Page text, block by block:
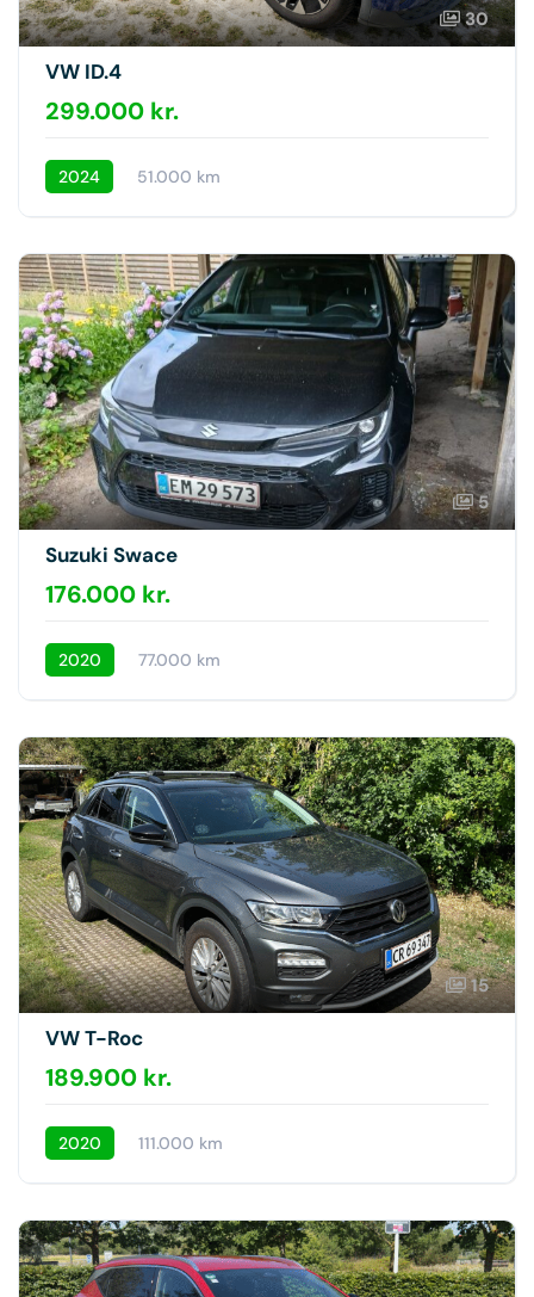
30
VW ID.4
299.000 kr.
2024 51.000 km
5
Suzuki Swace
176.000 kr.
2020 77.000 km
15
VW T-Roc
189.900 kr.
2020 111.000 km